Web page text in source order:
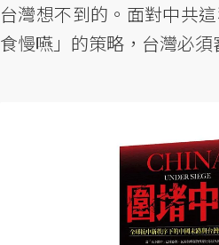
台灣想不到的。面對中共
食慢嚥」的策略，台灣必須